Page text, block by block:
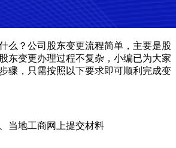
么？公司股东变更流程简单，主要是股
东变更办理过程不复杂，小编已为大家
骤，只需按照以下要求即可顺利完成变
当地工商网上提交材料